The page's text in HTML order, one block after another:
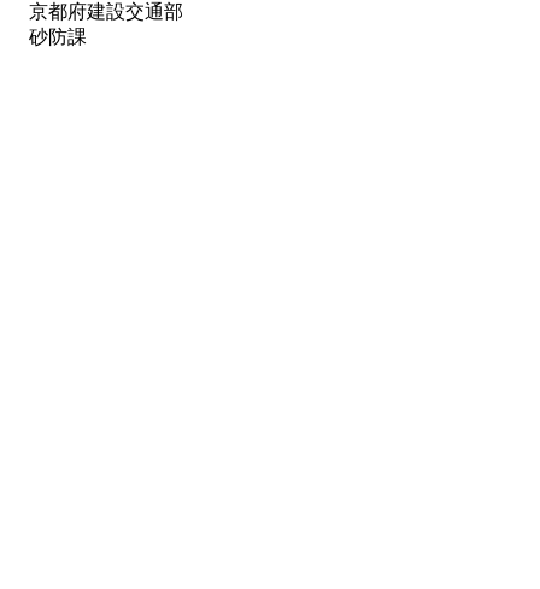
京都府建設交通部
砂防課